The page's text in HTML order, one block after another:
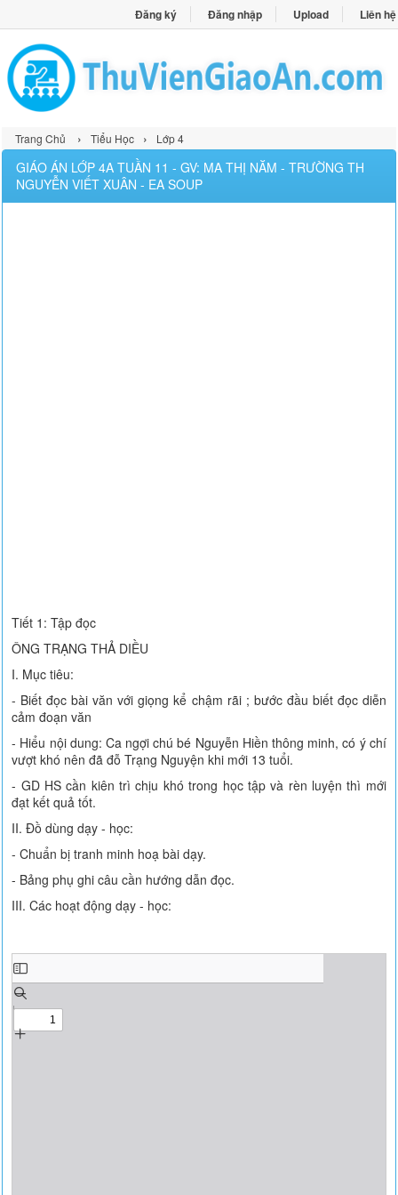
Đăng ký Đăng nhập Upload Liên hệ
Trang Chủ › Tiểu Học › Lớp 4
GIÁO ÁN LỚP 4A TUẦN 11 - GV: MA THỊ NĂM - TRƯỜNG TH
NGUYỄN VIẾT XUÂN - EA SOUP
Tiết 1: Tập đọc
ÔNG TRẠNG THẢ DIỀU
I. Mục tiêu:
- Biết đọc bài văn với giọng kể chậm rãi ; bước đầu biết đọc diễn
cảm đoạn văn
- Hiểu nội dung: Ca ngợi chú bé Nguyễn Hiền thông minh, có ý chí
vượt khó nên đã đỗ Trạng Nguyện khi mới 13 tuổi.
- GD HS cần kiên trì chịu khó trong học tập và rèn luyện thì mới
đạt kết quả tốt.
II. Đồ dùng dạy - học:
- Chuẩn bị tranh minh hoạ bài dạy.
- Bảng phụ ghi câu cần hướng dẫn đọc.
III. Các hoạt động dạy - học: